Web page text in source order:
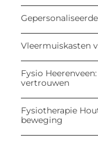
Vleermuiskasten
Fysio
vertrouwen
Fysiotherapie
beweging